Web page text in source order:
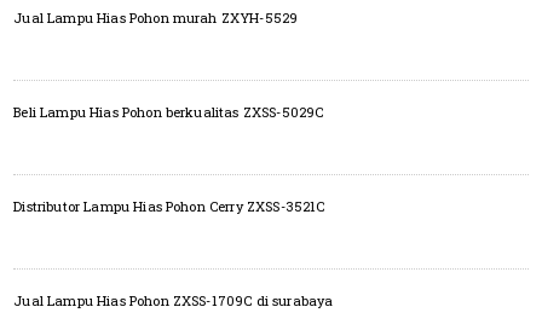
Jual Lampu Hias Pohon murah ZXYH-5529
Beli Lampu Hias Pohon berkualitas ZXSS-5029C
Distributor Lampu Hias Pohon Cerry ZXSS-3521C
Jual Lampu Hias Pohon ZXSS-1709C di surabaya